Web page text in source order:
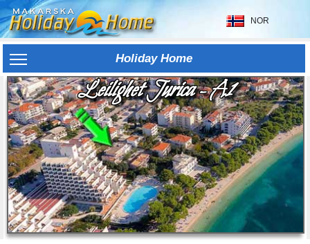
NOR
Holiday Home
Leilighet Jurica - A1